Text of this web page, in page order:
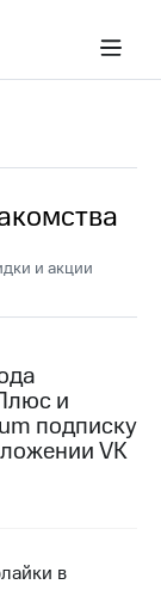
и акции
и
подписку
VK
в